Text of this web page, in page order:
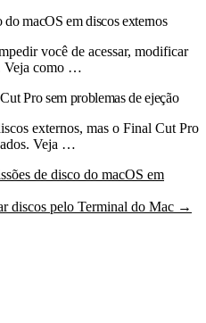
do macOS em discos externos
você de acessar, modificar
Veja como …
Pro sem problemas de ejeção
externos, mas o Final Cut Pro
Veja …
de disco do macOS em
discos pelo Terminal do Mac →